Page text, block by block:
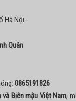
Hà Nội.
Quân
0865191826
Biên mậu Việt Nam,